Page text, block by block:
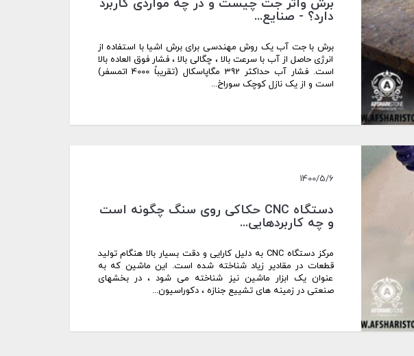
برش واتر جت چیست و در چه مواردی کاربرد
دارد؟ - صنایع...
برش با جت آب یک روش مهندسی برای برش اشیا با استفاده از
انرژی حاصل از آب با سرعت بالا ، چگالی بالا ، فشار فوق العاده بالا
است. فشار آب حداکثر 392 مگاپاسکال (تقریباً 4000 اتمسفر)
است و از یک نازل کوچک سوراخ...
1400/5/6
دستگاه CNC حکاکی روی سنگ چگونه است
و چه کاربردهایی...
مرکز دستگاه CNC به دلیل کارایی و دقت بسیار بالا هنگام تولید
قطعات در مقادیر زیاد شناخته شده است. این ماشین که به
عنوان یک ابزار ماشین نیز شناخته می شود ، در بخشهای
صنعتی در زمینه های تشییع جنازه ، دکوراسیون...